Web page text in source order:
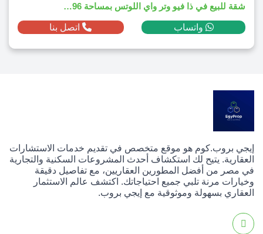
شقة للبيع في ذا فيو وتر واي اللوتس بمساحة 196م² ومقدم 2,513,100 ج.م
واتساب اتصل بنا
إيجي بروب.كوم هو موقع متخصص في تقديم خدمات الاستشارات
العقارية. يتيح لك استكشاف أحدث المشروعات السكنية والتجارية
في مصر من أفضل المطورين العقاريين، مع تفاصيل دقيقة
وخيارات مرنة تلبي جميع احتياجاتك. اكتشف عالم الاستثمار
العقاري بسهولة وموثوقية مع إيجي بروب.